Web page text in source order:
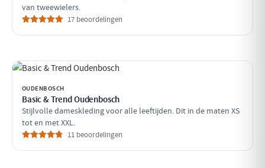
van tweewielers.
17 beoordelingen
OUDENBOSCH
Basic & Trend Oudenbosch
Stijlvolle dameskleding voor alle leeftijden. Dit in de maten XS
tot en met XXL.
11 beoordelingen